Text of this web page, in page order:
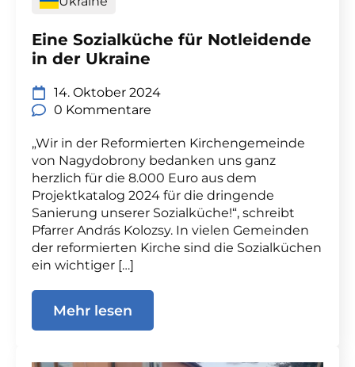
Eine Sozialküche für Notleidende
in der Ukraine
14. Oktober 2024
0 Kommentare
„Wir in der Reformierten Kirchengemeinde
von Nagydobrony bedanken uns ganz
herzlich für die 8.000 Euro aus dem
Projektkatalog 2024 für die dringende
Sanierung unserer Sozialküche!“, schreibt
Pfarrer András Kolozsy. In vielen Gemeinden
der reformierten Kirche sind die Sozialküchen
ein wichtiger […]
Mehr lesen